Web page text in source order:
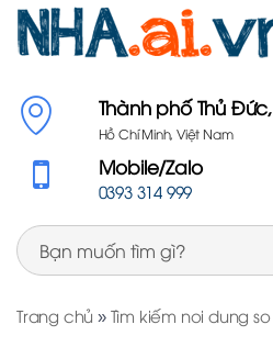
Thành phố Thủ Đức,
Hồ Chí Minh, Việt Nam
Mobile/Zalo
0393 314 999
Trang chủ » Tìm kiếm noi dung so